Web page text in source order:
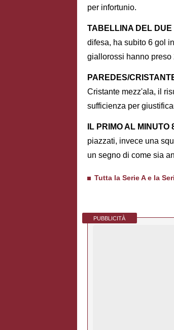
per infortunio.
TABELLINA DEL DUE
difesa, ha subito 6 gol
giallorossi hanno preso
PAREDES/
Cristante mezz'ala, il
sufficienza per
IL PRIMO AL MINUTO
piazzati, invece una
un segno di come sia
Tutta la Serie A e la
PUBBLICITÀ